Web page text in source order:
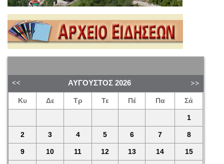
ΑΎΓΟΥΣΤΟΣ 2026
Κυ Δε Τρ Τε Πέ Πα Σά
1
2 3 4 5 6 7 8
9 10 11 12 13 14 15